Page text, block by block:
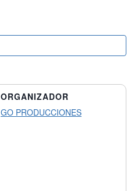
ORGANIZADOR
GO PRODUCCIONES